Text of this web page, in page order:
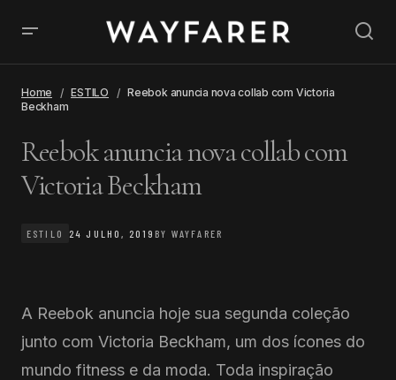
Home ESTILO
Reebok anuncia nova collab com Victoria
Beckham
Reebok anuncia nova collab com
Victoria Beckham
ESTILO 24 JULHO, 2019BY WAYFARER
A Reebok anuncia hoje sua segunda coleção
junto com Victoria Beckham, um dos ícones do
mundo fitness e da moda. Toda inspiração